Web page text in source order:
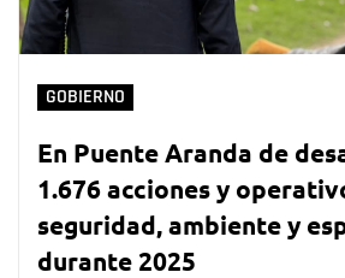
GOBIERNO
En Puente Aranda de
1.676 acciones y
seguridad, ambiente y
durante 2025